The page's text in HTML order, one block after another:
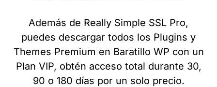
Además de Really Simple SSL Pro,
puedes descargar todos los Plugins y
Themes Premium en Baratillo WP con un
Plan VIP, obtén acceso total durante 30,
90 o 180 días por un solo precio.